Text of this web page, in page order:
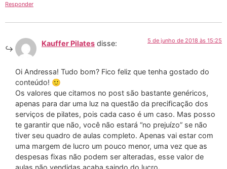
Responder
Kauffer Pilates disse: 5 de junho de 2018 às 15:25
Oi Andressa! Tudo bom? Fico feliz que tenha gostado do
conteúdo! 🙂
Os valores que citamos no post são bastante genéricos,
apenas para dar uma luz na questão da precificação dos
serviços de pilates, pois cada caso é um caso. Mas posso
te garantir que não, você não estará “no prejuízo” se não
tiver seu quadro de aulas completo. Apenas vai estar com
uma margem de lucro um pouco menor, uma vez que as
despesas fixas não podem ser alteradas, esse valor de